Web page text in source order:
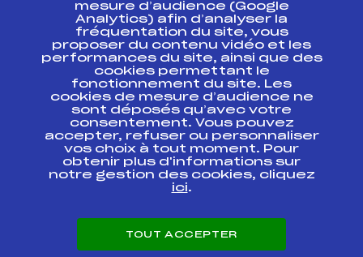
Ressources
Pass’Neige
Projet sportif fédéral
Projet de performance fédéral
Antidopage
Pôle Développement, Formation, Suivi
Scientifique
Listes ministérielles
Pôle vie de l’athlète
Enseignement professionnel
Carrières
mesure d’audience (Google
Analytics) afin d’analyser la
fréquentation du site, vous
proposer du contenu vidéo et les
performances du site, ainsi que des
cookies permettant le
fonctionnement du site. Les
cookies de mesure d’audience ne
sont déposés qu’avec votre
consentement. Vous pouvez
accepter, refuser ou personnaliser
vos choix à tout moment. Pour
obtenir plus d'informations sur
notre gestion des cookies, cliquez
ici.
TOUT ACCEPTER